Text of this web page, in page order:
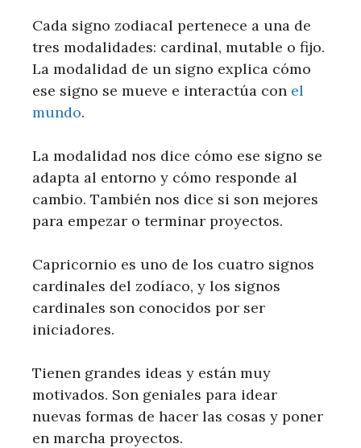
Cada signo zodiacal pertenece a una de
tres modalidades: cardinal, mutable o fijo.
La modalidad de un signo explica cómo
ese signo se mueve e interactúa con el
mundo.
La modalidad nos dice cómo ese signo se
adapta al entorno y cómo responde al
cambio. También nos dice si son mejores
para empezar o terminar proyectos.
Capricornio es uno de los cuatro signos
cardinales del zodíaco, y los signos
cardinales son conocidos por ser
iniciadores.
Tienen grandes ideas y están muy
motivados. Son geniales para idear
nuevas formas de hacer las cosas y poner
en marcha proyectos.